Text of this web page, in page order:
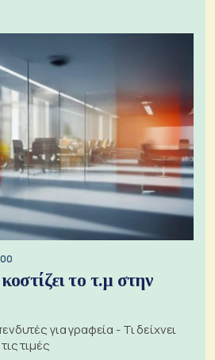
το τ.μ στην
για γραφεία - Τι δείχνει
τιμές